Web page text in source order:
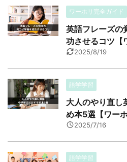
ワーホリ完全ガイド
英語フレーズの
功させるコツ【
2025/8/19
語学学習
大人のやり直し
め本5選【ワー
2025/7/16
語学学習